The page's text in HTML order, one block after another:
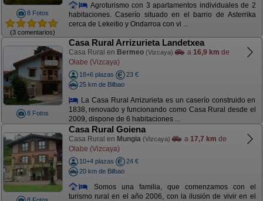
8 Fotos
(3 comentarios)
Agroturismo con 3 apartamentos individuales de 2
habitaciones. Caserío situado en el barrio de Asterrika
cerca de Lekeitio y Ondarroa con vi ...
8 Fotos
Casa Rural Arrizurieta Landetxea
Casa Rural en Bermeo (Vizcaya) a 16,9 km de
Olabe (Vizcaya)
18+6 plazas
23 €
25 km de Bilbao
La Casa Rural Arrizurieta es un caserío construido en
1838, renovado y funcionando como Casa Rural desde el
2009, dispone de 6 habitaciones ...
Casa Rural Goiena
Casa Rural en Mungia (Vizcaya) a 17,7 km de
Olabe (Vizcaya)
10+4 plazas
24 €
20 km de Bilbao
Somos una familia, que comenzamos con el
turismo rural en el año 2006, con la ilusión de vivir en el